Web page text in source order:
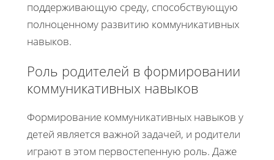
поддерживающую среду, способствующую
полноценному развитию коммуникативных
навыков.
Роль родителей в формировании
коммуникативных навыков
Формирование коммуникативных навыков у
детей является важной задачей, и родители
играют в этом первостепенную роль. Даже